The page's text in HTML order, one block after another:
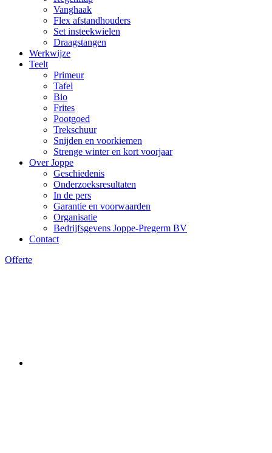
Vanghaak
Flex afstandhouders
Set insteekwielen
Draagstangen
Werkwijze
Teelt
Primeur
Tafel
Bio
Frites
Pootgoed
Trekschuur
Snijden en voorkiemen
Strenge winter en kort voorjaar
Over Joppe
Geschiedenis
Onderzoeksresultaten
In de pers
Garantie en voorwaarden
Organisatie
Bedrijfsgevens Joppe-Pregerm BV
Contact
Offerte